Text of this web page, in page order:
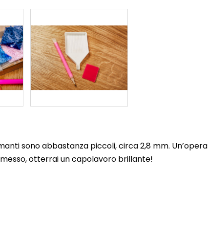
sono abbastanza piccoli, circa 2,8 mm. Un’opera
otterrai un capolavoro brillante!